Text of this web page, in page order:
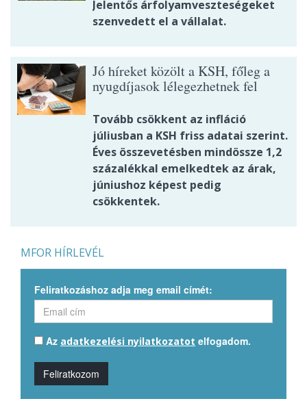
Jelentős árfolyamveszteségeket
szenvedett el a vállalat.
Jó híreket közölt a KSH, főleg a
nyugdíjasok lélegezhetnek fel
Tovább csökkent az infláció
júliusban a KSH friss adatai szerint.
Éves összevetésben mindössze 1,2
százalékkal emelkedtek az árak,
júniushoz képest pedig
csökkentek.
MFOR HÍRLEVÉL
Feliratkozáshoz adja meg email címét:
Az adatkezelési nyilatkozatot elfogadom.
Feliratkozom